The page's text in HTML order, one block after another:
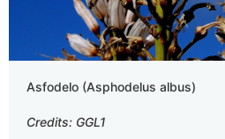
Asfodelo (Asphodelus albus)
Credits: GGL1